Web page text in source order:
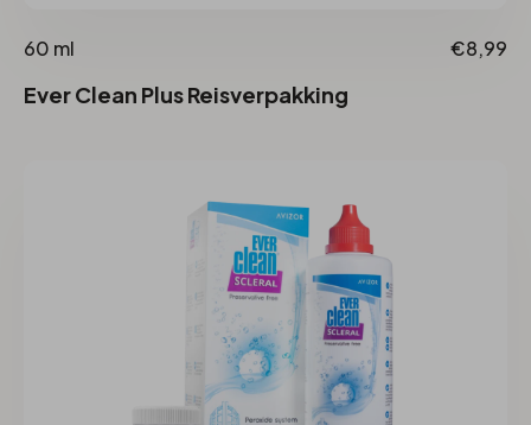
60 ml €8,99
Ever Clean Plus Reisverpakking